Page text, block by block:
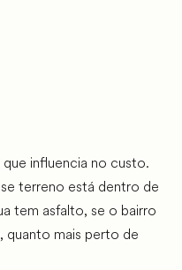
influencia no custo.
terreno está dentro de
tem asfalto, se o bairro
quanto mais perto de